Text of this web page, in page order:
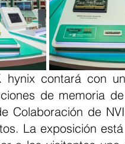
de memoria
Colaboración de
La exposición